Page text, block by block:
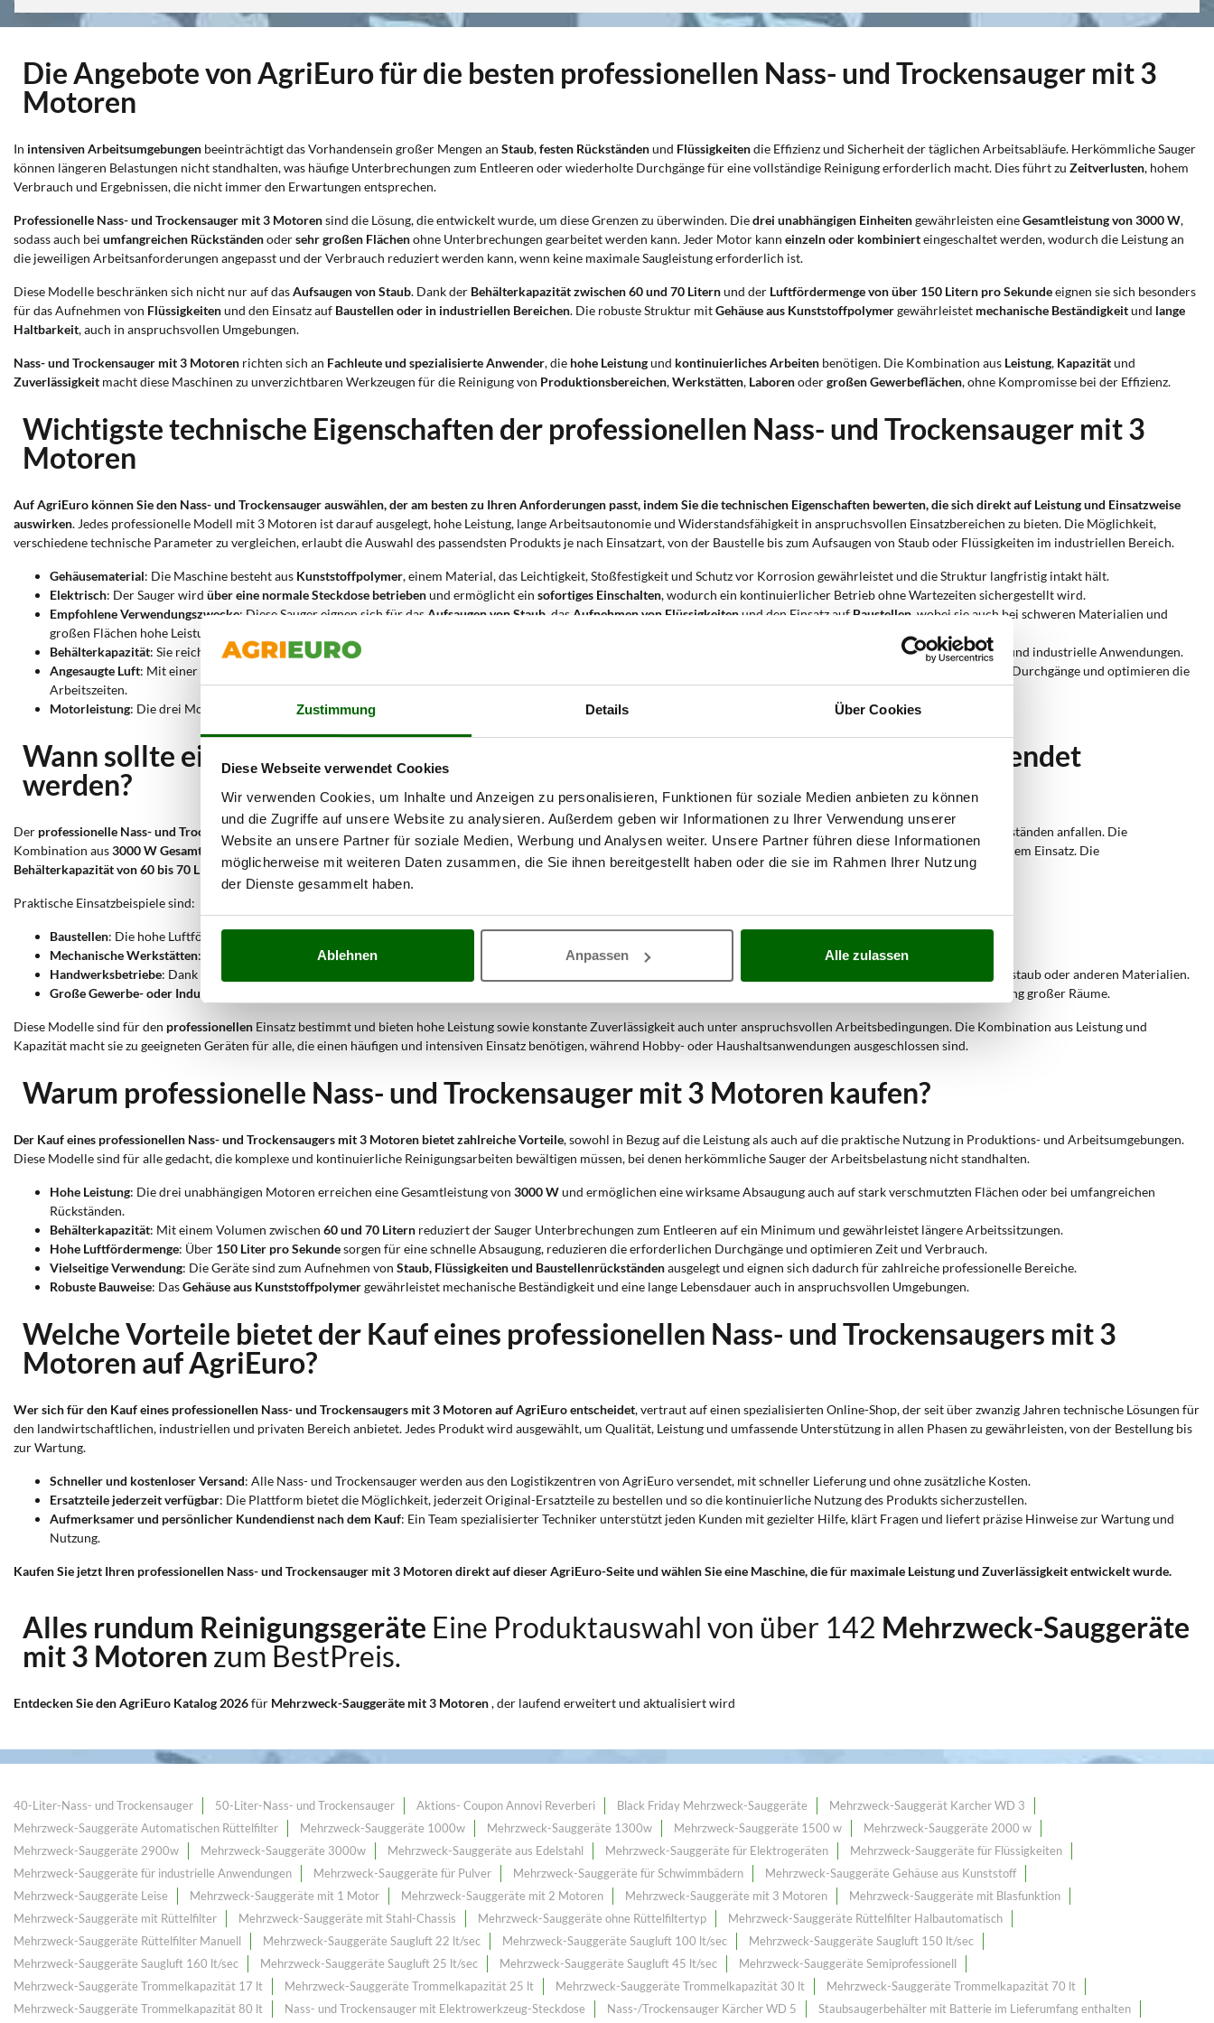
Zustimmung Details Über Cookies
Diese Webseite verwendet Cookies
Wir verwenden Cookies, um Inhalte und Anzeigen zu personalisieren, Funktionen für soziale Medien anbieten zu können
und die Zugriffe auf unsere Website zu analysieren. Außerdem geben wir Informationen zu Ihrer Verwendung unserer
Website an unsere Partner für soziale Medien, Werbung und Analysen weiter. Unsere Partner führen diese Informationen
möglicherweise mit weiteren Daten zusammen, die Sie ihnen bereitgestellt haben oder die sie im Rahmen Ihrer Nutzung
der Dienste gesammelt haben.
Ablehnen Anpassen Alle zulassen
Die Angebote von AgriEuro für die besten professionellen Nass- und Trockensauger mit 3
Motoren
In intensiven Arbeitsumgebungen beeinträchtigt das Vorhandensein großer Mengen an Staub,festen Rückständenund Flüssigkeitendie Effizienz und Sicherheit der täglichen Arbeitsabläufe. Herkömmliche Sauger
können längeren Belastungen nicht standhalten, was häufige Unterbrechungen zum Entleeren oder wiederholte Durchgänge für eine vollständige Reinigung erforderlich macht. Dies führt zu Zeitverlusten, hohem
Verbrauch und Ergebnissen, die nicht immer den Erwartungen entsprechen.
Professionelle Nass- und Trockensauger mit 3 Motorensind die Lösung, die entwickelt wurde, um diese Grenzen zu überwinden. Diedrei unabhängigen Einheitengewährleisten eineGesamtleistung von 3000 W,
sodass auch bei umfangreichen Rückständenodersehr großen Flächenohne Unterbrechungen gearbeitet werden kann. Jeder Motor kann einzeln oder kombinierteingeschaltet werden, wodurch die Leistung an
die jeweiligen Arbeitsanforderungen angepasst und der Verbrauch reduziert werden kann, wenn keine maximale Saugleistung erforderlich ist.
Diese Modelle beschränken sich nicht nur auf dasAufsaugen von Staub. Dank der Behälterkapazität zwischen 60 und 70 Liternund der Luftfördermenge von über 150 Litern pro Sekundeeignen sie sich besonders
für das Aufnehmen von Flüssigkeitenund den Einsatz auf Baustellen oder in industriellen Bereichen. Die robuste Struktur mitGehäuse aus Kunststoffpolymergewährleistet mechanische Beständigkeitund lange
Haltbarkeit, auch in anspruchsvollen Umgebungen.
Nass- und Trockensauger mit 3 Motoren richten sich an Fachleute und spezialisierte Anwender, die hohe Leistungund kontinuierliches Arbeiten benötigen. Die Kombination aus Leistung, Kapazitätund
Zuverlässigkeit macht diese Maschinen zu unverzichtbaren Werkzeugen für die Reinigung von Produktionsbereichen,Werkstätten, Laborenodergroßen Gewerbeflächen, ohne Kompromisse bei der Effizienz.
Wichtigste technische Eigenschaften der professionellen Nass- und Trockensauger mit 3
Motoren
Auf AgriEuro können Sie den Nass- und Trockensauger auswählen, der am besten zu Ihren Anforderungen passt, indem Sie die technischen Eigenschaften bewerten, die sich direkt auf Leistung und Einsatzweise
auswirken. Jedes professionelle Modell mit 3 Motoren ist darauf ausgelegt, hohe Leistung, lange Arbeitsautonomie und Widerstandsfähigkeit in anspruchsvollen Einsatzbereichen zu bieten. Die Möglichkeit,
verschiedene technische Parameter zu vergleichen, erlaubt die Auswahl des passendsten Produkts je nach Einsatzart, von der Baustelle bis zum Aufsaugen von Staub oder Flüssigkeiten im industriellen Bereich.
Gehäusematerial: Die Maschine besteht aus Kunststoffpolymer, einem Material, das Leichtigkeit, Stoßfestigkeit und Schutz vor Korrosion gewährleistet und die Struktur langfristig intakt hält.
Elektrisch: Der Sauger wird über eine normale Steckdose betriebenund ermöglicht ein sofortiges Einschalten, wodurch ein kontinuierlicher Betrieb ohne Wartezeiten sichergestellt wird.
Empfohlene Verwendungszwecke: Diese Sauger eignen sich für das Aufsaugen von Staub , das Aufnehmen von Flüssigkeitenund den Einsatz auf Baustellen , wobei sie auch bei schweren Materialien und
großen Flächen hohe Leistung bieten.
Behälterkapazität: Sie reicht von60 bis 70 Liternund ermöglicht längeres Arbeiten ohne häufiges Entleeren. Die größeren Modelle eignen sich besonders für professionelle und industrielle Anwendungen.
Angesaugte Luft: Mit einer Fördermenge von über
gewährleisten diese Sauger eine schnelle und wirksame Absaugung, reduzieren die erforderlichen Durchgänge und optimieren die
Arbeitszeiten.
Motorleistung: Die drei Motoren erreichen eineGesamtleistung von 3000 W und sorgen auch unter anspruchsvollsten Bedingungen für eine hohe Saugkraft.
Wann sollte ein professioneller Nass- und Trockensauger mit 3 Motoren verwendet
werden?
Der professionelle Nass- und Trockensauger mit 3 Motoren
ist für anspruchsvolle Reinigungsarbeiten konzipiert, bei denen große Mengen an Staub, Flüssigkeiten oder festen Rückständen anfallen. Die
Kombination aus3000 W Gesamtleistungund einerLuftfördermenge von über 150 Litern pro Sekundeermöglicht eine konstante und wirksame Absaugung auch bei kontinuierlichem Einsatz. Die
Behälterkapazität von 60 bis 70 Liternmacht diese Modelle für längere Arbeitssitzungen ohne häufige Unterbrechungen zum Entleeren geeignet.
Praktische Einsatzbeispiele sind:
Baustellen: Die hohe Luftfördermenge und die große Behälterkapazität ermöglichen das schnelle Aufnehmen von Feinstaub, Bauschutt und Arbeitsrückständen.
Mechanische Werkstätten: Die Leistung der 3 Motoren ermöglicht das Aufsaugen von Metallspänen, Ölen und Flüssigkeiten aus industriellen Bearbeitungsprozessen.
Handwerksbetriebe: Dank des widerstandsfähigen Gehäuses aus Kunststoffpolymer und des leistungsstarken Motors ist der Sauger ideal zum Entfernen von Holzstaub, Lackstaub oder anderen Materialien.
Große Gewerbe- oder Industrieflächen
: Die Behälterkapazität und die konstante Leistung reduzieren Unterbrechungen und verbessern die Effizienz bei der täglichen Reinigung großer Räume.
Diese Modelle sind für den professionellen Einsatz bestimmt und bieten hohe Leistung sowie konstante Zuverlässigkeit auch unter anspruchsvollen Arbeitsbedingungen. Die Kombination aus Leistung und
Kapazität macht sie zu geeigneten Geräten für alle, die einen häufigen und intensiven Einsatz benötigen, während Hobby- oder Haushaltsanwendungen ausgeschlossen sind.
Warum professionelle Nass- und Trockensauger mit 3 Motoren kaufen?
Der Kauf eines professionellen Nass- und Trockensaugers mit 3 Motoren bietet zahlreiche Vorteile, sowohl in Bezug auf die Leistung als auch auf die praktische Nutzung in Produktions- und Arbeitsumgebungen.
Diese Modelle sind für alle gedacht, die komplexe und kontinuierliche Reinigungsarbeiten bewältigen müssen, bei denen herkömmliche Sauger der Arbeitsbelastung nicht standhalten.
Hohe Leistung: Die drei unabhängigen Motoren erreichen eine Gesamtleistung von 3000 Wund ermöglichen eine wirksame Absaugung auch auf stark verschmutzten Flächen oder bei umfangreichen
Rückständen.
Behälterkapazität: Mit einem Volumen zwischen 60 und 70 Litern reduziert der Sauger Unterbrechungen zum Entleeren auf ein Minimum und gewährleistet längere Arbeitssitzungen.
Hohe Luftfördermenge: Über 150 Liter pro Sekundesorgen für eine schnelle Absaugung, reduzieren die erforderlichen Durchgänge und optimieren Zeit und Verbrauch.
Vielseitige Verwendung: Die Geräte sind zum Aufnehmen von Staub, Flüssigkeiten und Baustellenrückständenausgelegt und eignen sich dadurch für zahlreiche professionelle Bereiche.
Robuste Bauweise: DasGehäuse aus Kunststoffpolymergewährleistet mechanische Beständigkeit und eine lange Lebensdauer auch in anspruchsvollen Umgebungen.
Welche Vorteile bietet der Kauf eines professionellen Nass- und Trockensaugers mit 3
Motoren auf AgriEuro?
Wer sich für den Kauf eines professionellen Nass- und Trockensaugers mit 3 Motoren auf AgriEuro entscheidet, vertraut auf einen spezialisierten Online-Shop, der seit über zwanzig Jahren technische Lösungen für
den landwirtschaftlichen, industriellen und privaten Bereich anbietet. Jedes Produkt wird ausgewählt, um Qualität, Leistung und umfassende Unterstützung in allen Phasen zu gewährleisten, von der Bestellung bis
zur Wartung.
Schneller und kostenloser Versand: Alle Nass- und Trockensauger werden aus den Logistikzentren von AgriEuro versendet, mit schneller Lieferung und ohne zusätzliche Kosten.
Ersatzteile jederzeit verfügbar: Die Plattform bietet die Möglichkeit, jederzeit Original-Ersatzteile zu bestellen und so die kontinuierliche Nutzung des Produkts sicherzustellen.
Aufmerksamer und persönlicher Kundendienst nach dem Kauf: Ein Team spezialisierter Techniker unterstützt jeden Kunden mit gezielter Hilfe, klärt Fragen und liefert präzise Hinweise zur Wartung und
Nutzung.
Kaufen Sie jetzt Ihren professionellen Nass- und Trockensauger mit 3 Motoren direkt auf dieser AgriEuro-Seite und wählen Sie eine Maschine, die für maximale Leistung und Zuverlässigkeit entwickelt wurde.
Alles rundum Reinigungsgeräte Eine Produktauswahl von über 142 Mehrzweck-Sauggeräte
mit 3 Motoren zum BestPreis.
Entdecken Sie den AgriEuro Katalog 2026für Mehrzweck-Sauggeräte mit 3 Motoren, der laufend erweitert und aktualisiert wird
40-Liter-Nass- und Trockensauger 50-Liter-Nass- und Trockensauger Aktions- Coupon Annovi Reverberi Black Friday Mehrzweck-Sauggeräte
Mehrzweck-Sauggerät Karcher WD 3
Mehrzweck-Sauggeräte Automatischen Rüttelfilter
Mehrzweck-Sauggeräte 1000w Mehrzweck-Sauggeräte 1300w Mehrzweck-Sauggeräte 1500 w
Mehrzweck-Sauggeräte 2000 w
Mehrzweck-Sauggeräte 2900w
Mehrzweck-Sauggeräte 3000w Mehrzweck-Sauggeräte aus Edelstahl Mehrzweck-Sauggeräte für Elektrogeräten
Mehrzweck-Sauggeräte für Flüssigkeiten
Mehrzweck-Sauggeräte für industrielle Anwendungen
Mehrzweck-Sauggeräte für Pulver Mehrzweck-Sauggeräte für Schwimmbädern
Mehrzweck-Sauggeräte Gehäuse aus Kunststoff
Mehrzweck-Sauggeräte Leise
Mehrzweck-Sauggeräte mit 1 Motor Mehrzweck-Sauggeräte mit 2 Motoren Mehrzweck-Sauggeräte mit 3 Motoren
Mehrzweck-Sauggeräte mit Blasfunktion
Mehrzweck-Sauggeräte mit Rüttelfilter
Mehrzweck-Sauggeräte mit Stahl-Chassis Mehrzweck-Sauggeräte ohne Rüttelfiltertyp
Mehrzweck-Sauggeräte Rüttelfilter Halbautomatisch
Mehrzweck-Sauggeräte Rüttelfilter Manuell
Mehrzweck-Sauggeräte Saugluft 22 lt/sec Mehrzweck-Sauggeräte Saugluft 100 lt/sec
Mehrzweck-Sauggeräte Saugluft 150 lt/sec
Mehrzweck-Sauggeräte Saugluft 160 lt/sec
Mehrzweck-Sauggeräte Saugluft 25 lt/sec Mehrzweck-Sauggeräte Saugluft 45 lt/sec
Mehrzweck-Sauggeräte Semiprofessionell
Mehrzweck-Sauggeräte Trommelkapazität 17 lt
Mehrzweck-Sauggeräte Trommelkapazität 25 lt Mehrzweck-Sauggeräte Trommelkapazität 30 lt
Mehrzweck-Sauggeräte Trommelkapazität 70 lt
Mehrzweck-Sauggeräte Trommelkapazität 80 lt
Nass- und Trockensauger mit Elektrowerkzeug-Steckdose Nass-/Trockensauger Kärcher WD 5 Staubsaugerbehälter mit Batterie im Lieferumfang enthalten